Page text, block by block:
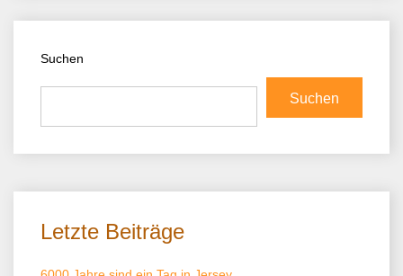
Suchen
Suchen
Letzte Beiträge